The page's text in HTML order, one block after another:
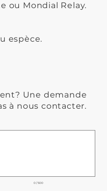
ou Mondial Relay.
espèce.
Une demande
à nous contacter.
0 / 500